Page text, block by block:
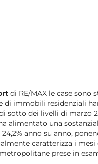
di RE/MAX le case sono
di immobili residenziali
sotto dei livelli di marzo
alimentato una
anno su anno,
caratterizza i
prese in